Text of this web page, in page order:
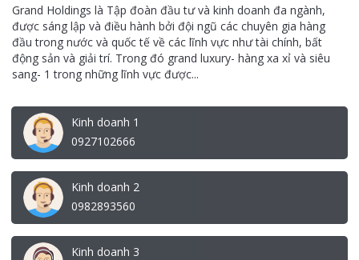
Grand Holdings là Tập đoàn đầu tư và kinh doanh đa ngành,
được sáng lập và điều hành bởi đội ngũ các chuyên gia hàng
đầu trong nước và quốc tế về các lĩnh vực như tài chính, bất
động sản và giải trí. Trong đó grand luxury- hàng xa xỉ và siêu
sang- 1 trong những lĩnh vực được...
Kinh doanh 1
0927102666
Kinh doanh 2
0982893560
Kinh doanh 3